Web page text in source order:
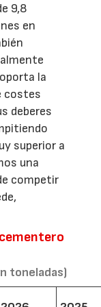
9,8
en
la
costes
deberes
superior a
una
competir
toneladas)